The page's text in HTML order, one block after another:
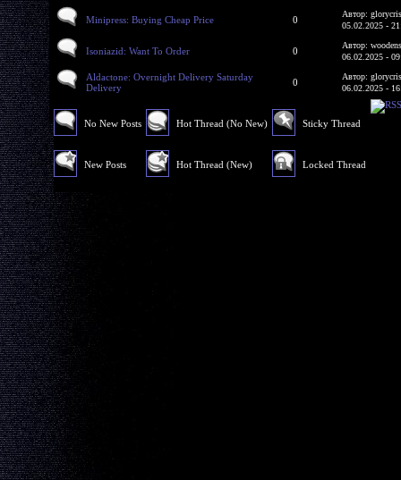
Minipress: Buying Cheap Price 0
Автор:
05.02.2025 -
Isoniazid: Want To Order 0
Автор:
06.02.2025 -
Aldactone: Overnight Delivery Saturday
Delivery
0
Автор:
06.02.2025 -
No New Posts
New Posts
Hot Thread (No New)
Hot Thread (New)
Sticky Thread
Locked Thread